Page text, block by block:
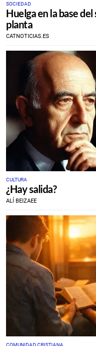
SOCIEDAD
Huelga en la base
planta
CATNOTICIAS.ES
CULTURA
¿Hay salida?
ALÍ BEIZAEE
COMUNIDAD CRISTIANA